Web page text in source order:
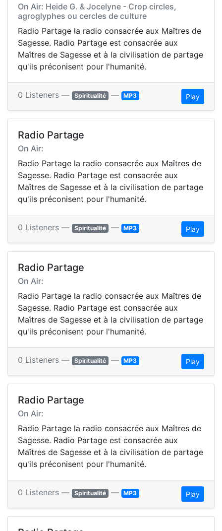
On Air: Heide G. & Jocelyne - Crop circles,
agroglyphes ou cercles de culture
Radio Partage la radio consacrée aux Maîtres de
Sagesse. Radio Partage est consacrée aux
Maîtres de Sagesse et à la civilisation de partage
qu'ils préconisent pour l'humanité.
0 Listeners — Spiritualité — MP3 Play
Radio Partage
On Air:
Radio Partage la radio consacrée aux Maîtres de
Sagesse. Radio Partage est consacrée aux
Maîtres de Sagesse et à la civilisation de partage
qu'ils préconisent pour l'humanité.
0 Listeners — Spiritualité — MP3 Play
Radio Partage
On Air:
Radio Partage la radio consacrée aux Maîtres de
Sagesse. Radio Partage est consacrée aux
Maîtres de Sagesse et à la civilisation de partage
qu'ils préconisent pour l'humanité.
0 Listeners — Spiritualité — MP3 Play
Radio Partage
On Air:
Radio Partage la radio consacrée aux Maîtres de
Sagesse. Radio Partage est consacrée aux
Maîtres de Sagesse et à la civilisation de partage
qu'ils préconisent pour l'humanité.
0 Listeners — Spiritualité — MP3 Play